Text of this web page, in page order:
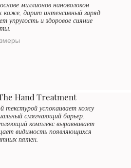
миллионов нановолокон
коже, дарит интенсивный заряд
упругость и здоровое сияние
Hand Treatment
текстурой успокаивает кожу
смягчающий барьер.
комплекс выравнивает
видимость появляющихся
пятен.